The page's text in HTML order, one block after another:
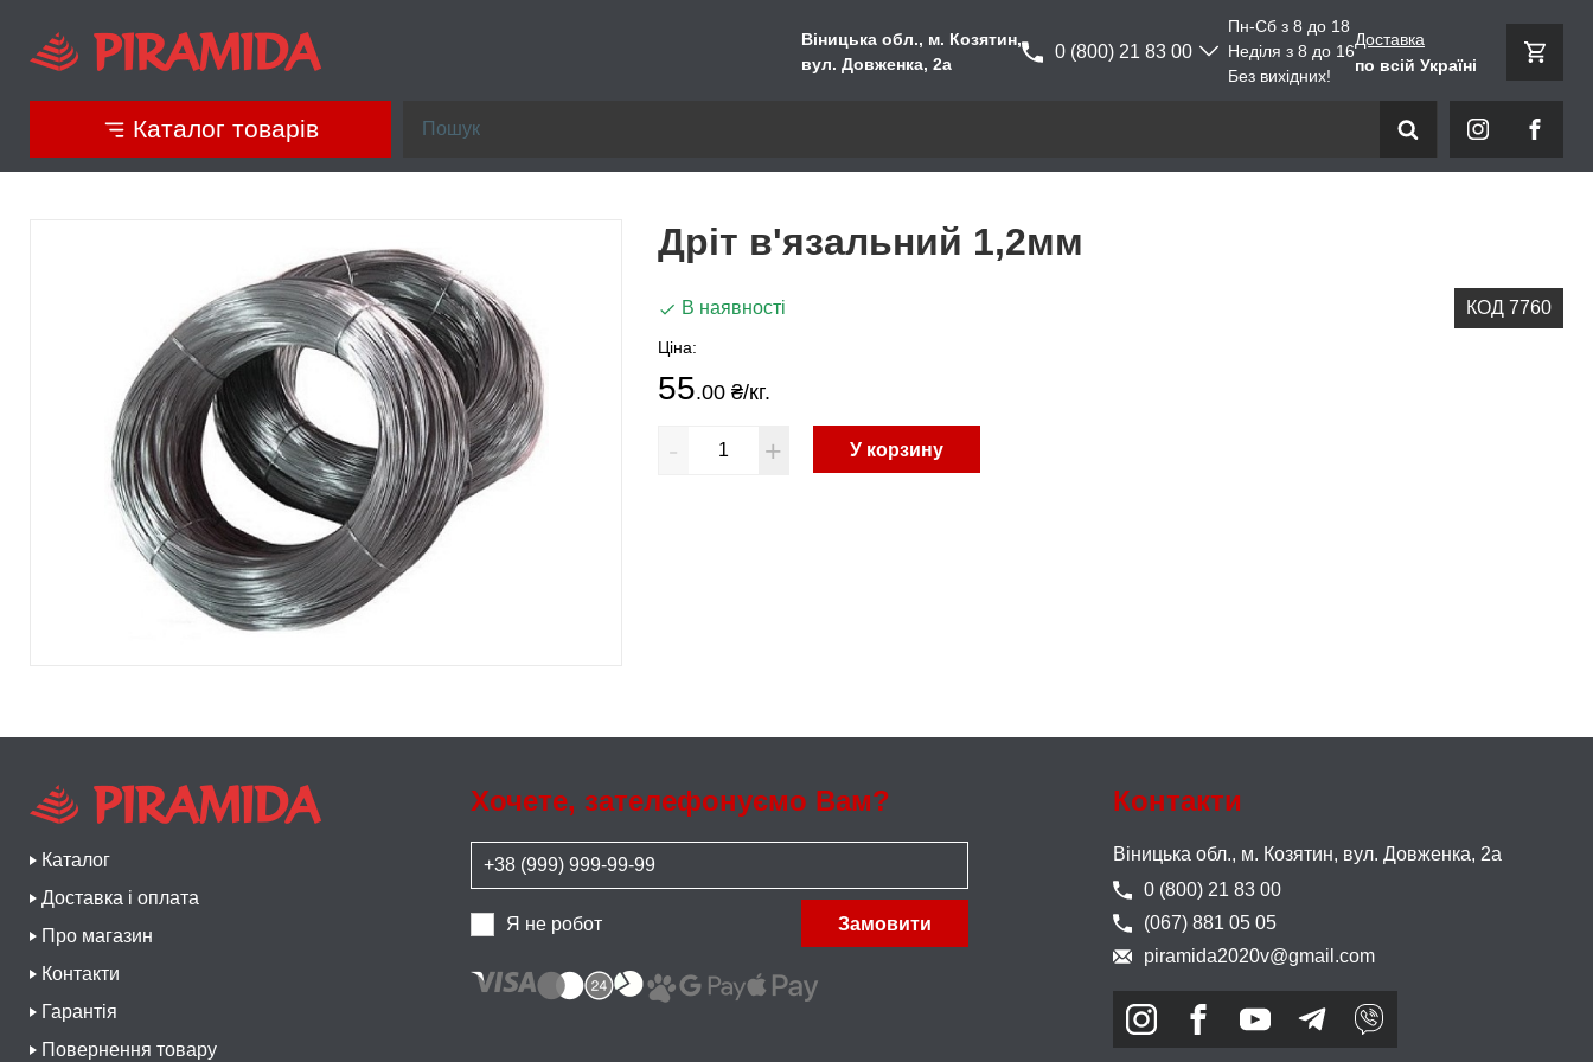
Віницька обл., м. Козятин,
вул. Довженка, 2а
0 (800) 21 83 00
Пн-Сб з 8 до 18
Неділя з 8 до 16
Без вихідних!
Доставка
по всій Україні
Каталог товарів
Дріт в'язальний 1,2мм
В наявності КОД 7760
Ціна:
55.00 ₴/кг.
- + У корзину
Каталог
Доставка і оплата
Про магазин
Контакти
Гарантія
Повернення товару
Хочете, зателефонуємо Вам?
Я не робот Замовити
Контакти
Віницька обл., м. Козятин, вул. Довженка, 2а
0 (800) 21 83 00
(067) 881 05 05
piramida2020v@gmail.com